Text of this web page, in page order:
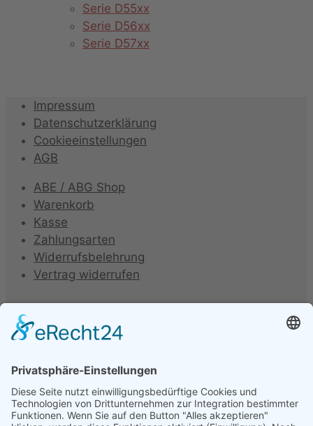
Serie D55xx
Serie D56xx
Serie D57xx
Impressum
Datenschutzerklärung
Cookieeinstellungen
AGB
ABE / ABG Shop
Warenkorb
Kasse
Zahlungsarten
Widerrufsbelehrung
Vertrag widerrufen
Folienhersteller
vertrieben oder hergestellt: Armolan, Aquasun,
FoliaTec, Garware, Hanita, LLumar, SunTek, CFC, IQ-
Film, Madico, SunGuard, Johnson, Oracal, Orpro,
SolarScreen, Orafol, Sott, STS, Sun Guard, TFA, SAV,